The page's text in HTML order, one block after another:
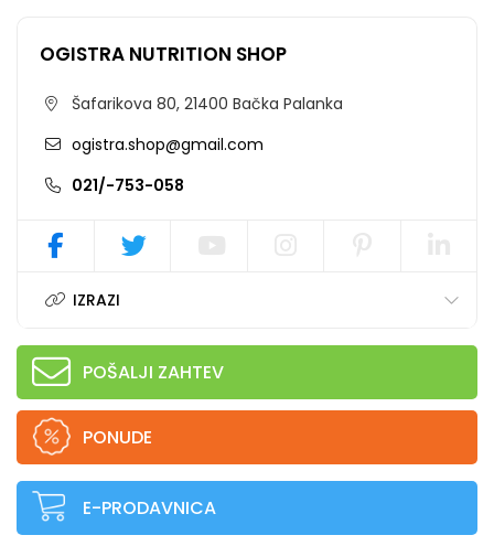
OGISTRA NUTRITION SHOP
Šafarikova 80, 21400 Bačka Palanka
ogistra.shop@gmail.com
021/-753-058
IZRAZI
POŠALJI ZAHTEV
PONUDE
E-PRODAVNICA